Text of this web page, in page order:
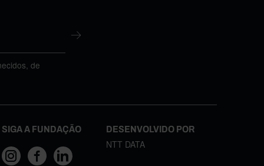
de
SIGA A FUNDAÇÃO DESENVOLVIDO POR
NTT DATA